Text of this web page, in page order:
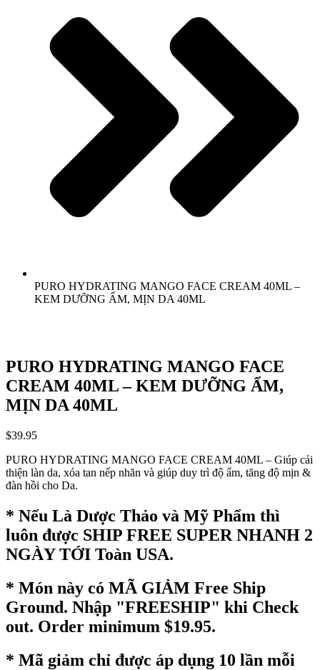
PURO HYDRATING MANGO FACE CREAM 40ML –
KEM DƯỠNG ẨM, MỊN DA 40ML
PURO HYDRATING MANGO FACE
CREAM 40ML – KEM DƯỠNG ẨM,
MỊN DA 40ML
$39.95
PURO HYDRATING MANGO FACE CREAM 40ML – Giúp cải
thiện làn da, xóa tan nếp nhăn và giúp duy trì độ ẩm, tăng độ mịn &
đàn hồi cho Da.
* Nếu Là Dược Thảo và Mỹ Phẩm thì
luôn được SHIP FREE SUPER NHANH 2
NGÀY TỚI Toàn USA.
* Món này có MÃ GIẢM Free Ship
Ground. Nhập "FREESHIP" khi Check
out. Order minimum $19.95.
* Mã giảm chỉ được áp dụng 10 lần mỗi